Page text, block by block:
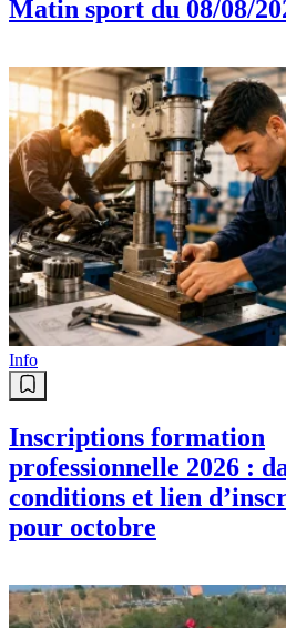
Matin sport du 08/08/
Info
Inscriptions formation
professionnelle 2026 :
conditions et lien
pour octobre